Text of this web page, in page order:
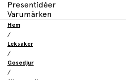
Presentidéer
Varumärken
Hem
/
Leksaker
/
Gosedjur
/